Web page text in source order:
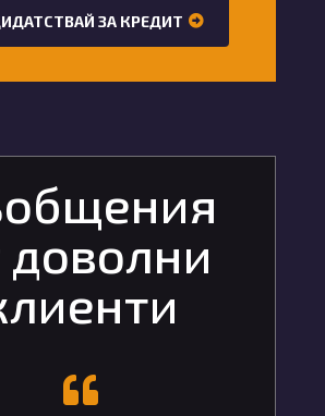
ЗА КРЕДИТ
доволни
